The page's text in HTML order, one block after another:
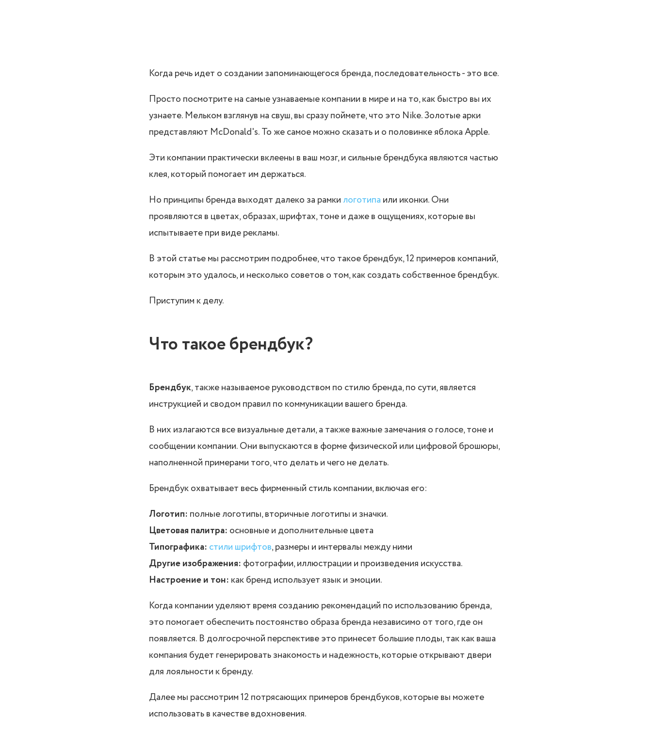
Когда речь идет о создании запоминающегося бренда, последовательность - это все.
Просто посмотрите на самые узнаваемые компании в мире и на то, как быстро вы их
узнаете. Мельком взглянув на свуш, вы сразу поймете, что это Nike. Золотые арки
представляют McDonald's. То же самое можно сказать и о половинке яблока Apple.
Эти компании практически вклеены в ваш мозг, и сильные брендбука являются частью
клея, который помогает им держаться.
Но принципы бренда выходят далеко за рамки логотипа или иконки. Они
проявляются в цветах, образах, шрифтах, тоне и даже в ощущениях, которые вы
испытываете при виде рекламы.
В этой статье мы рассмотрим подробнее, что такое брендбук, 12 примеров компаний,
которым это удалось, и несколько советов о том, как создать собственное брендбук.
Приступим к делу.
Что такое брендбук?
Брендбук, также называемое руководством по стилю бренда, по сути, является
инструкцией и сводом правил по коммуникации вашего бренда.
В них излагаются все визуальные детали, а также важные замечания о голосе, тоне и
сообщении компании. Они выпускаются в форме физической или цифровой брошюры,
наполненной примерами того, что делать и чего не делать.
Брендбук охватывает весь фирменный стиль компании, включая его:
Логотип: полные логотипы, вторичные логотипы и значки.
Цветовая палитра: основные и дополнительные цвета
Типографика: стили шрифтов, размеры и интервалы между ними
Другие изображения: фотографии, иллюстрации и произведения искусства.
Настроение и тон: как бренд использует язык и эмоции.
Когда компании уделяют время созданию рекомендаций по использованию бренда,
это помогает обеспечить постоянство образа бренда независимо от того, где он
появляется. В долгосрочной перспективе это принесет большие плоды, так как ваша
компания будет генерировать знакомость и надежность, которые открывают двери
для лояльности к бренду.
Далее мы рассмотрим 12 потрясающих примеров брендбуков, которые вы можете
использовать в качестве вдохновения.